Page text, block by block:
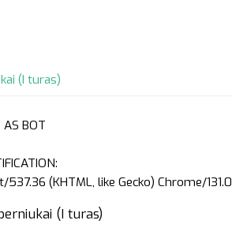
(I turas)
AS BOT
(KHTML, like Gecko) Chrome/
(I turas)